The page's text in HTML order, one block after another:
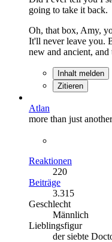
going to take it back.
Oh, that box, Amy,
It'll never leave you.
new and ancient,
Inhalt melden
Zitieren
Atlan
more than just
Reaktionen
220
Beiträge
3.315
Geschlecht
Männlich
Lieblingsfigur
der siebte